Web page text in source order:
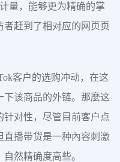
量，能够更为精确的掌
赶到了相对应的网页页
客户的选购冲动，在这
该商品的外链。那麼这
对性，尽管目前客户点
直播带货是一种內容刺激
然精确度高些。